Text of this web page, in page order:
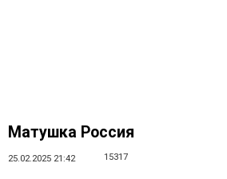
Матушка Россия
25.02.2025 21:42 15317